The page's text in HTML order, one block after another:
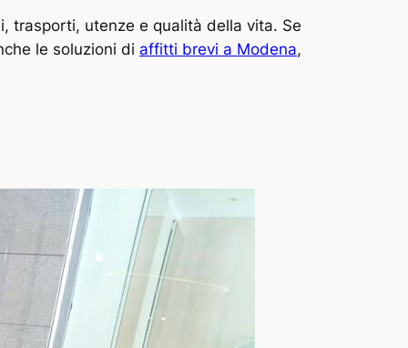
trasporti, utenze e qualità della vita. Se
le soluzioni di affitti brevi a Modena,